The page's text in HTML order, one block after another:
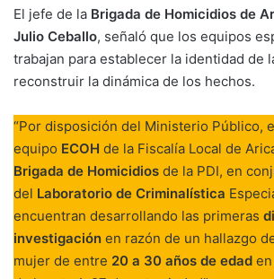
El jefe de la Brigada de Homicidios de
Julio Ceballo, señaló que los equipos
trabajan para establecer la identidad de
reconstruir la dinámica de los hechos.
“Por disposición del Ministerio Público,
equipo ECOH de la Fiscalía Local de
Brigada de Homicidios de la PDI, en
del Laboratorio de Criminalística
encuentran desarrollando las primeras
investigación en razón de un hallazgo
mujer de entre 20 a 30 años de edad